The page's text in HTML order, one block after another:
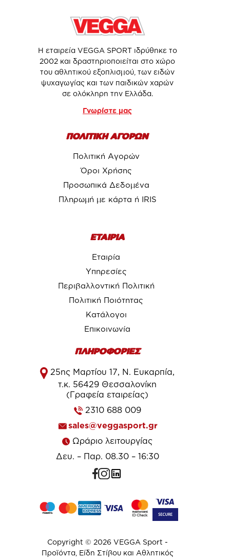
Η εταιρεία VEGGA SPORT ιδρύθηκε το
2002 και δραστηριοποιείται στο χώρο
του αθλητικού εξοπλισμού, των ειδών
ψυχαγωγίας και των παιδικών χαρών
σε ολόκληρη την Ελλάδα.
Γνωρίστε μας
ΠΟΛΙΤΙΚΗ ΑΓΟΡΩΝ
Πολιτική Αγορών
Όροι Χρήσης
Προσωπικά Δεδομένα
Πληρωμή με κάρτα ή IRIS
ΕΤΑΙΡΙΑ
Εταιρία
Υπηρεσίες
Περιβαλλοντική Πολιτική
Πολιτική Ποιότητας
Κατάλογοι
Επικοινωνία
ΠΛΗΡΟΦΟΡΙΕΣ
25ης Μαρτίου 17, Ν. Ευκαρπία,
τ.κ. 56429 Θεσσαλονίκη
(Γραφεία εταιρείας)
2310 688 009
sales@veggasport.gr
Ωράριο λειτουργίας
Δευ. – Παρ. 08.30 – 16:30
Copyright © 2026 VEGGA Sport -
Προϊόντα, Είδη Στίβου και Αθλητικός